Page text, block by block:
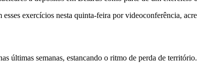
exercícios nesta quinta-feira por videoconferência,
últimas semanas, estancando o ritmo de perda de território.